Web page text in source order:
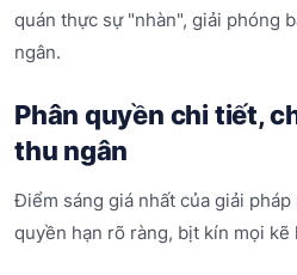
quán thực sự "nhàn", giải phóng
ngân.
Phân quyền chi tiết,
thu ngân
Điểm sáng giá nhất của giải
quyền hạn rõ ràng, bịt kín mọi kẽ